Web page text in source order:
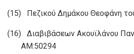
(15) Πεζικού Δημάκου Θεοφάνη
(16) Διαβιβάσεων Ακουϊλάνου
ΑΜ:50294